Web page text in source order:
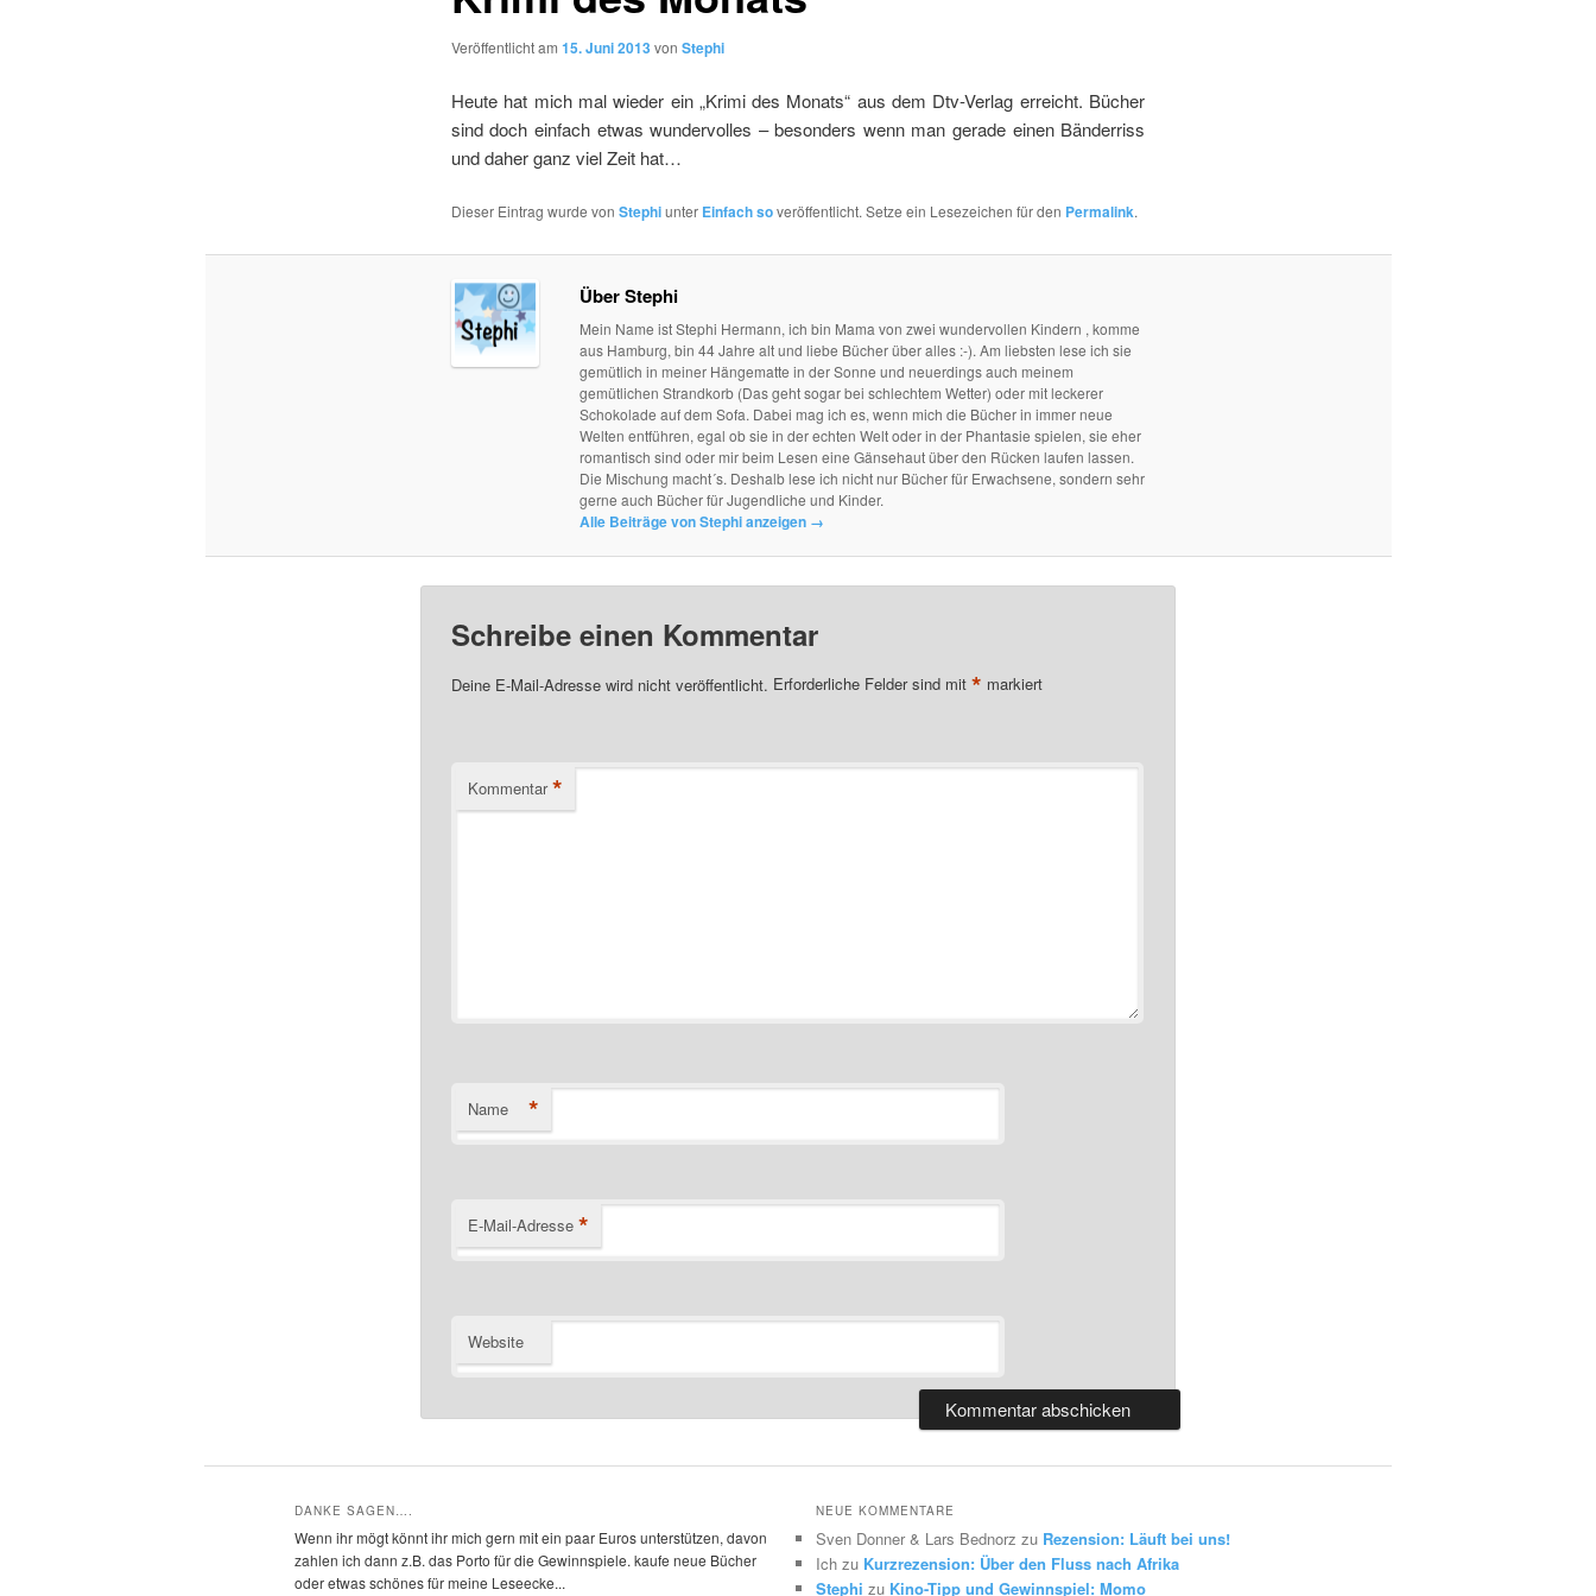
Veröffentlicht am 15. Juni 2013 von Stephi
Heute hat mich mal wieder ein „Krimi des Monats“ aus dem Dtv-Verlag erreicht. Bücher
sind doch einfach etwas wundervolles – besonders wenn man gerade einen Bänderriss
und daher ganz viel Zeit hat…
Dieser Eintrag wurde von Stephiunter Einfach soveröffentlicht. Setze ein Lesezeichen für den Permalink.
Über Stephi
Mein Name ist Stephi Hermann, ich bin Mama von zwei wundervollen Kindern , komme
aus Hamburg, bin 44 Jahre alt und liebe Bücher über alles :-). Am liebsten lese ich sie
gemütlich in meiner Hängematte in der Sonne und neuerdings auch meinem
gemütlichen Strandkorb (Das geht sogar bei schlechtem Wetter) oder mit leckerer
Schokolade auf dem Sofa. Dabei mag ich es, wenn mich die Bücher in immer neue
Welten entführen, egal ob sie in der echten Welt oder in der Phantasie spielen, sie eher
romantisch sind oder mir beim Lesen eine Gänsehaut über den Rücken laufen lassen.
Die Mischung macht´s. Deshalb lese ich nicht nur Bücher für Erwachsene, sondern sehr
gerne auch Bücher für Jugendliche und Kinder.
Alle Beiträge von Stephi anzeigen →
Schreibe einen Kommentar
Deine E-Mail-Adresse wird nicht veröffentlicht. Erforderliche Felder sind mit * markiert
Kommentar *
Name *
E-Mail-Adresse *
Website
DANKE SAGEN….
Wenn ihr mögt könnt ihr mich gern mit ein paar Euros unterstützen, davon
zahlen ich dann z.B. das Porto für die Gewinnspiele. kaufe neue Bücher
oder etwas schönes für meine Leseecke...
NEUE KOMMENTARE
Sven Donner & Lars Bednorz zu Rezension: Läuft bei uns!
Ich zu Kurzrezension: Über den Fluss nach Afrika
Stephi zu Kino-Tipp und Gewinnspiel: Momo